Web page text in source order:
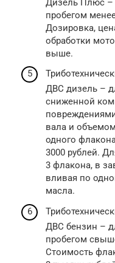
Дизель Плюс –
пробегом
Дозировка,
обработки
выше.
ДВС дизель –
сниженной
вала и
одного
3000 рублей.
3 флакона, в
вливая по
масла.
ДВС бензин –
пробегом
Стоимость